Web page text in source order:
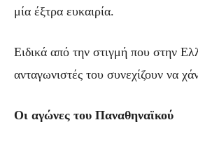
μία έξτρα ευκαιρία.
Ειδικά από την στιγμή που στην
ανταγωνιστές του συνεχίζουν να
Οι αγώνες του Παναθηναϊκού